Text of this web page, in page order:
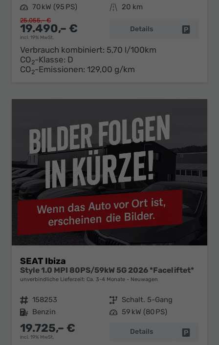
Leistung 70 kW (95 PS) Kilometerstand 20 km
19.490,– €
incl. 19% MwSt.
25.055,– €
Details
Verbrauch kombiniert: 5,70 l/100km
CO2-Klasse: D
CO2-Emissionen: 129,00 g/km
SEAT Ibiza
Style 1.0 MPI 80PS/59kW 5G 2026 *Faceliftet*
unverbindliche Lieferzeit: Ca. 3-4 Monate Neuwagen
Fahrzeugnr. 158253 Getriebe Schalt. 5-Gang
Kraftstoff Benzin Leistung 59 kW (80 PS)
19.725,– €
incl. 19% MwSt.
Details